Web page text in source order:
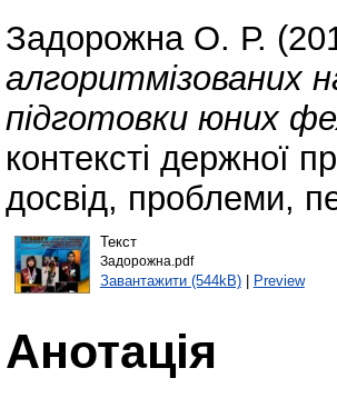
Задорожна О. Р.
алгоритмізованих
підготовки юних
контексті держної
досвід, проблеми,
Текст
Задорожна.pdf
Завантажити (544kB)| Preview
Анотація